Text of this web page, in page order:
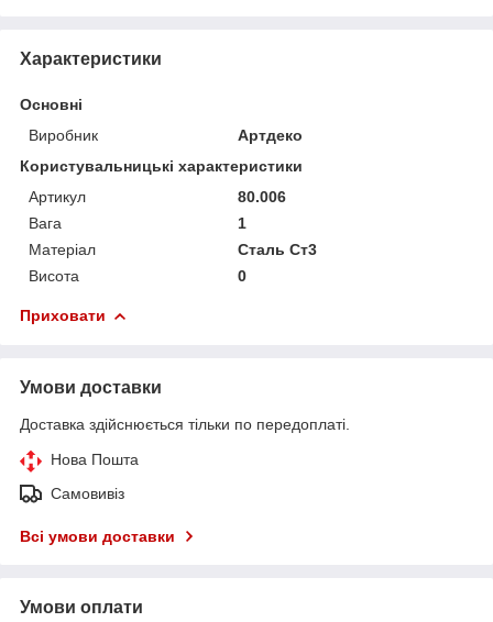
Характеристики
Основні
Виробник
Артдеко
Користувальницькі характеристики
Артикул
80.006
Вага
1
Матеріал
Сталь Ст3
Висота
0
Приховати
Умови доставки
Доставка здійснюється тільки по передоплаті.
Нова Пошта
Самовивіз
Всі умови доставки
Умови оплати